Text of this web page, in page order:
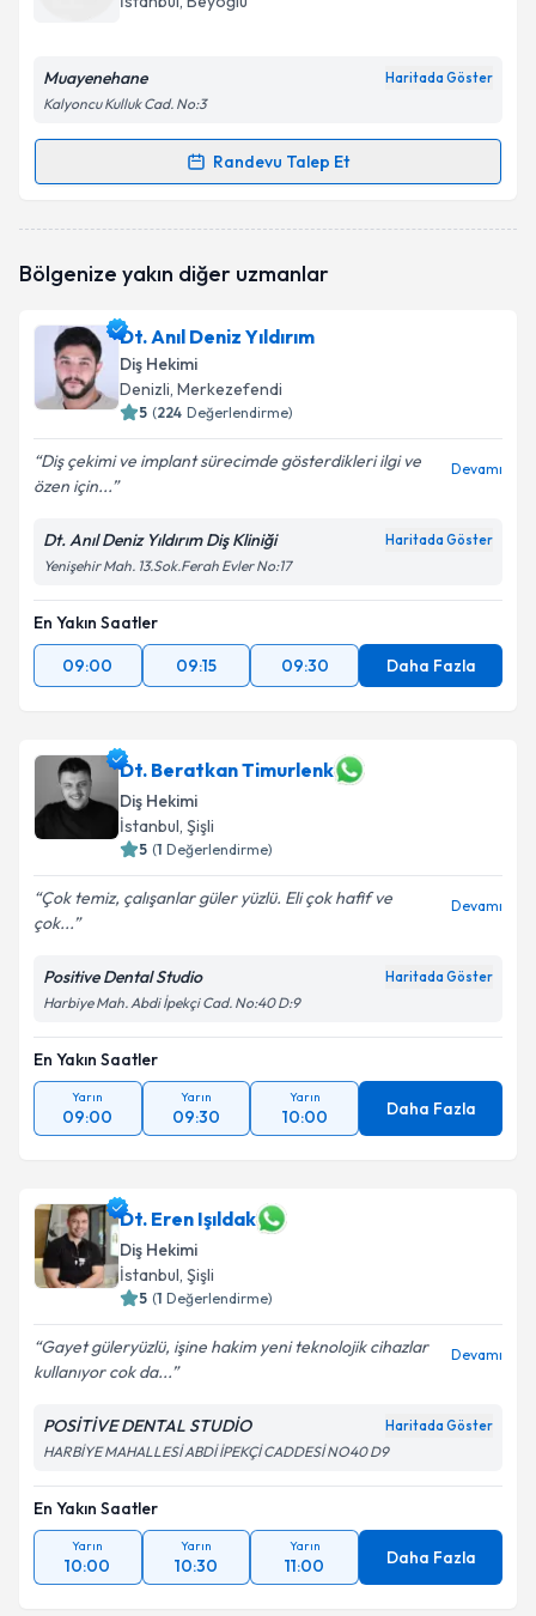
Muayenehane Haritada Göster
Kalyoncu Kulluk Cad. No:3
Randevu Talep Et
Randevu Takvimi Talebi
oluşturun. Size bu uzmandan randevu almanız için bir
E-posta Adresiniz
Kişisel verilerimin işlenmesine ilişkinAydınlatma
Metni
Bölgenize yakın diğer uzmanlar
Dt. Anıl Deniz Yıldırım
Diş Hekimi
Denizli, Merkezefendi
5 (224 Değerlendirme)
Diş çekimi ve implant sürecimde gösterdikleri ilgi ve
özen için...
Devamı
Dt. Anıl Deniz Yıldırım Diş Kliniği Haritada Göster
Yenişehir Mah. 13.Sok.Ferah Evler No:17
En Yakın Saatler
09:00
09:15 09:30 Daha Fazla
Dt. Beratkan Timurlenk
Diş Hekimi
İstanbul, Şişli
5 (1 Değerlendirme)
Çok temiz, çalışanlar güler yüzlü. Eli çok hafif ve
çok...
Devamı
Positive Dental Studio Haritada Göster
Harbiye Mah. Abdi İpekçi Cad. No:40 D:9
En Yakın Saatler
Yarın
09:00
Yarın
09:30
Yarın
10:00 Daha Fazla
Dt. Eren Işıldak
Diş Hekimi
İstanbul, Şişli
5 (1 Değerlendirme)
Gayet güleryüzlü, işine hakim yeni teknolojik cihazlar
kullanıyor cok da...
Devamı
POSİTİVE DENTAL STUDİO Haritada Göster
HARBİYE MAHALLESİ ABDİ İPEKÇİ CADDESİ NO40 D9
En Yakın Saatler
Yarın
10:00
Yarın
10:30
Yarın
11:00 Daha Fazla